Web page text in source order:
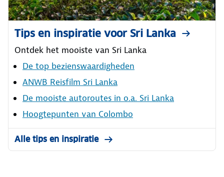
Tips en inspiratie voor Sri Lanka
Ontdek het mooiste van Sri Lanka
De top bezienswaardigheden
ANWB Reisfilm Sri Lanka
De mooiste autoroutes in o.a. Sri Lanka
Hoogtepunten van Colombo
Alle tips en inspiratie